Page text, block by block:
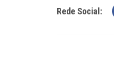
Rede Social: